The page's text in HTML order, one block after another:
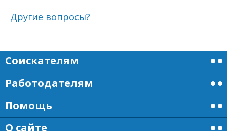
Другие вопросы?
Соискателям
Работодателям
Помощь
О сайте